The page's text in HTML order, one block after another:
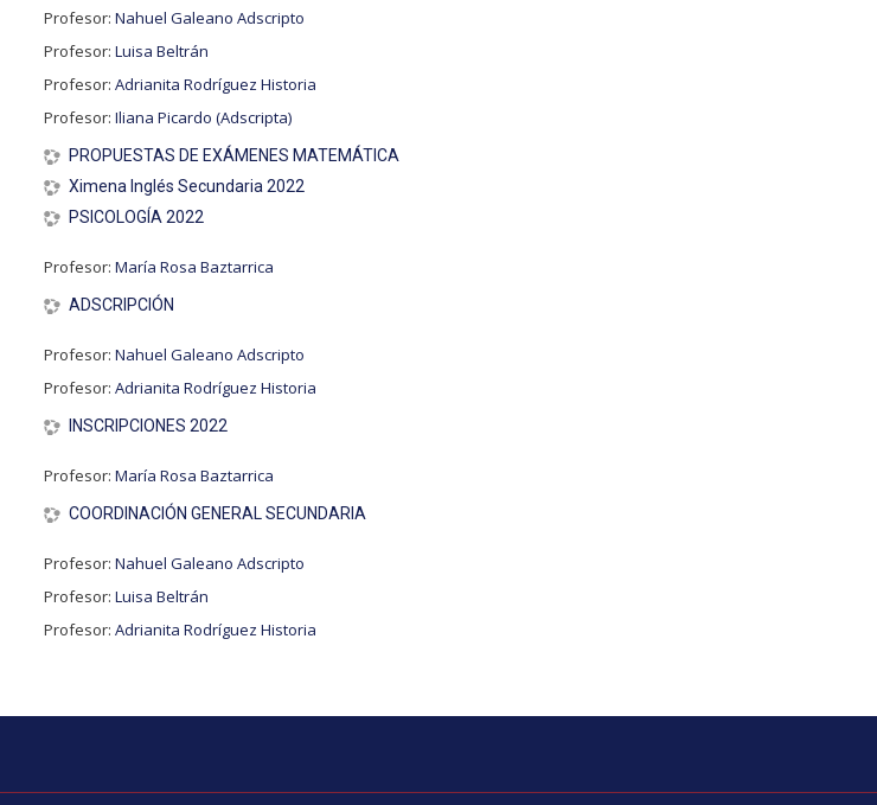
Profesor:Nahuel Galeano Adscripto
Profesor:Luisa Beltrán
Profesor:Adrianita Rodríguez Historia
Profesor:Iliana Picardo (Adscripta)
PROPUESTAS DE EXÁMENES MATEMÁTICA
Ximena Inglés Secundaria 2022
PSICOLOGÍA 2022
Profesor:María Rosa Baztarrica
ADSCRIPCIÓN
Profesor:Nahuel Galeano Adscripto
Profesor:Adrianita Rodríguez Historia
INSCRIPCIONES 2022
Profesor:María Rosa Baztarrica
COORDINACIÓN GENERAL SECUNDARIA
Profesor:Nahuel Galeano Adscripto
Profesor:Luisa Beltrán
Profesor:Adrianita Rodríguez Historia